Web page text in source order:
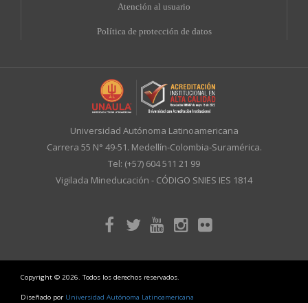
Atención al usuario
Política de protección de datos
Universidad Autónoma Latinoamericana
Carrera 55 N° 49-51. Medellín-Colombia-Suramérica.
Tel: (+57) 604 511 21 99
Vigilada Mineducación - CÓDIGO SNIES IES 1814
Copyright © 2026. Todos los derechos reservados.
Diseñado por Universidad Autónoma Latinoamericana